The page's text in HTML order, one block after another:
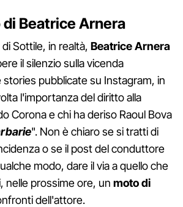
Beatrice Arnera
Sottile, in realtà, Beatrice Arnera
il silenzio sulla vicenda
pubblicate su Instagram, in
l'importanza del diritto alla
Corona e chi ha deriso Raoul Bova
". Non è chiaro se si tratti di
o se il post del conduttore
modo, dare il via a quello che
nelle prossime ore, un moto di
dell'attore.